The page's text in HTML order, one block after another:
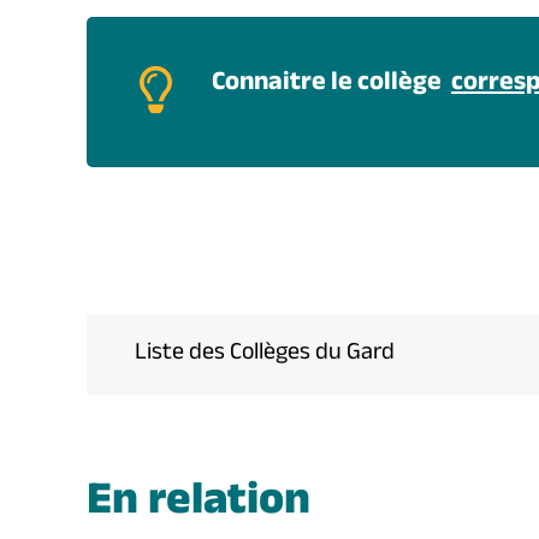
Connaitre le collège
Liste des Collèges du Gard
En relation